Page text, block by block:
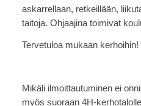
askarrellaan, retkeillään,
taitoja. Ohjaajina toimivat
Tervetuloa mukaan kerhoihin!
Mikäli ilmoittautuminen ei
myös suoraan 4H-